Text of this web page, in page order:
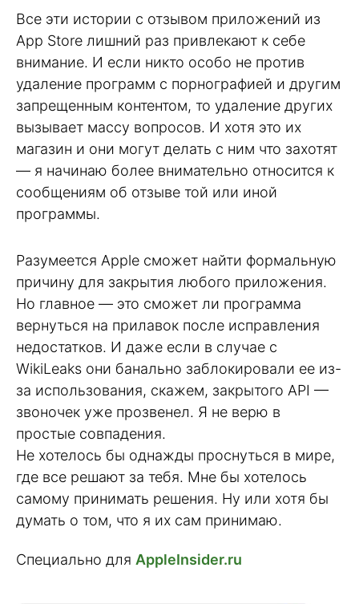
Все эти истории с отзывом приложений из
App Store лишний раз привлекают к себе
внимание. И если никто особо не против
удаление программ с порнографией и другим
запрещенным контентом, то удаление других
вызывает массу вопросов. И хотя это их
магазин и они могут делать с ним что захотят
— я начинаю более внимательно относится к
сообщениям об отзыве той или иной
программы.
Разумеется Apple сможет найти формальную
причину для закрытия любого приложения.
Но главное — это сможет ли программа
вернуться на прилавок после исправления
недостатков. И даже если в случае с
WikiLeaks они банально заблокировали ее из-
за использования, скажем, закрытого API —
звоночек уже прозвенел. Я не верю в
простые совпадения.
Не хотелось бы однажды проснуться в мире,
где все решают за тебя. Мне бы хотелось
самому принимать решения. Ну или хотя бы
думать о том, что я их сам принимаю.
Специально для AppleInsider.ru